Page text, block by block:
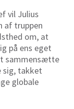
vil Julius
af ​​truppen
om, at
på ens eget
sammensætte
sig, takket
globale